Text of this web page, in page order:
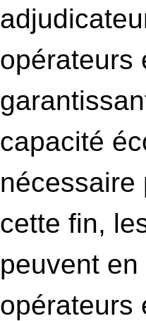
opérateurs
capacité
nécessaire
cette fin,
peuvent
opérateurs